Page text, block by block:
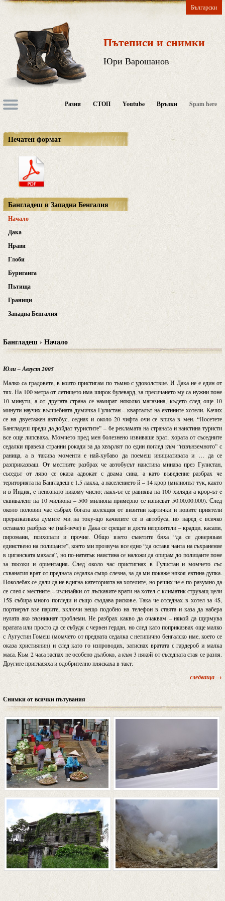
Български
Пътеписи и снимки
Юри Варошанов
Разни СТОП Youtube Връзки Spam here
Печатен формат
Бангладеш и Западна Бенгалия
Начало
Дака
Нрави
Глоби
Буриганга
Пътища
Граници
Западна Бенгалия
Бангладеш › Начало
Юли – Август 2005
Малко са градовете, в които пристигам по тъмно с удоволствие. И Дака не е един от
тях. На 100 метра от летището има широк булевард, за пресичането му са нужни поне
10 минути, а от другата страна се намират няколко магазина, където след още 10
минути научих вълшебната думичка Гулистан – кварталът на евтините хотели. Качих
се на двуетажен автобус, седнах и около 20 чифта очи се впиха в мен. “Посетете
Бангладеш преди да дойдат туристите” – бе рекламата на страната и наистина туристи
все още липсваха. Момчето пред мен болезнено извиваше врат, хората от съседните
седалки правеха странни рокади за да хвърлят по един поглед към “извънземното” с
раница, а в такива моменти е най-хубаво да поемеш инициативата и … да се
разприказваш. От местните разбрах че автобусът наистина минава през Гулистан,
съседът от ляво се оказа адвокат с двама сина, а като въведение разбрах че
територията на Бангладеш е 1.5 лакха, а населението й – 14 крор (милионът тук, както
и в Индия, е непознато никому число; лакх-ът се равнява на 100 хиляди а крор-ът е
еквивалент на 10 милиона – 500 милиона примерно се изписват 50.00.00.000). След
около половин час събрах богата колекция от визитни картички и новите приятели
преразказваха думите ми на току-що качилите се в автобуса, но наред с всичко
останало разбрах че (най-вече) в Дака се срещат и доста неприятели – крадци, касапи,
пиромани, психопати и прочие. Общо взето съветите бяха “да се доверявам
единствено на полицаите”, което ми прозвуча все едно “да оставя чанта на съхранение
в циганската махала”, но по-нататък наистина се наложи да опирам до полицаите поне
за посоки и ориентация. След около час пристигнах в Гулистан и момчето със
схванатия врат от предната седалка също слезна, за да ми покаже някоя евтина дупка.
Поколебах се дали да не вдигна категорията на хотелите, но реших че е по-разумно да
се слея с местните – излизайки от лъскавите врати на хотел с климатик струващ цели
15$ събира много погледи и също създава рискове. Така че отседнах в хотел за 4$,
портиерът взе парите, включи нещо подобно на телефон в стаята и каза да набера
нулата ако възникнат проблеми. Не разбрах какво да очаквам – някой да щурмува
вратата или просто да се събудя с червен гердан, но след като поприказвах още малко
с Аугустин Гомеш (момчето от предната седалка с нетипично бенгалско име, което се
оказа християнин) и след като го изпроводих, затиснах вратата с гардероб и малка
маса. Към 2 часа заспах не особено дълбоко, а към 3 някой от съседната стая се разпя.
Другите пригласяха и одобрително пляскаха в такт.
следваща →
Снимки от всички пътувания